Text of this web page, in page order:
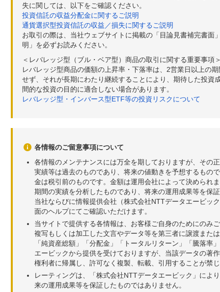
失に関しては、以下をご確認ください。
投資信託の収益分配金に関するご説明
通貨選択型投資信託の収益／損失に関するご説明
お取引の際は、当社ウェブサイトに掲載の「目論見書補完書
明」を必ずお読みください。
＜レバレッジ型（ブル・ベア型）商品の取引に関する重要事項
レバレッジ型商品の価額の上昇率・下落率は、2営業日以上の
せず、それが長期にわたり継続することにより、期待した投
間的な投資の目的に適合しない場合があります。
レバレッジ型・インバース型ETF等の投資リスクについて
各情報のご留意事項について
各情報のメンテナンスには万全を期しておりますが、その
実績等は過去のものであり、将来の値動きを予想するもの
金は税引前のものです。金額は運用会社によって決められ
期間の実績を分析したものであり、将来の運用成果等を保
当社ならびに情報提供会社（株式会社NTTデータエービッ
面のヘルプにてご確認いただけます。
当サイトで提供する各情報は、お客様ご自身のためにのみ
複写もしくは加工した文言やデータ等を第三者に譲渡また
「純資産総額」「分配金」「トータルリターン」「騰落
エービックから提供を受けておりますが、当該データの著
権利者に帰属し、許可なく複製、転載、引用することが禁
レーティングは、「株式会社NTTデータエービック」によ
来の運用成果等を保証したものではありません。